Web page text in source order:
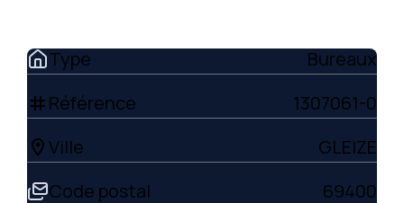
Type Bureaux
tag Référence 1307061-0
location_on Ville
GLEIZE
Code postal
69400